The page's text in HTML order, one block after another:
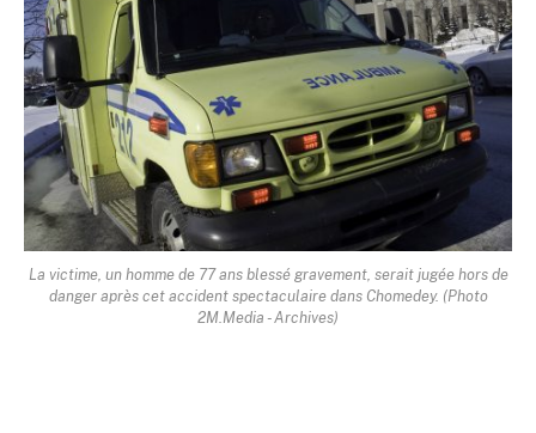
La victime, un homme de 77 ans blessé gravement, serait jugée hors de
danger après cet accident spectaculaire dans Chomedey. (Photo
2M.Media - Archives)